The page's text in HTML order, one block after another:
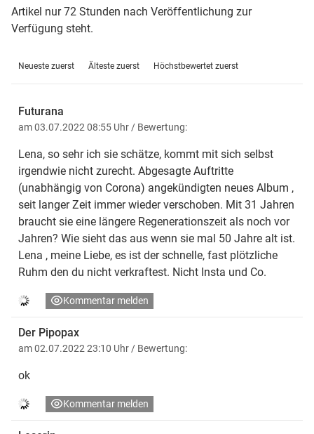
Artikel nur 72 Stunden nach Veröffentlichung zur
Verfügung steht.
Neueste zuerst Älteste zuerst Höchstbewertet zuerst
Futurana
am 03.07.2022 08:55 Uhr / Bewertung:
Lena, so sehr ich sie schätze, kommt mit sich selbst
irgendwie nicht zurecht. Abgesagte Auftritte
(unabhängig von Corona) angekündigten neues Album ,
seit langer Zeit immer wieder verschoben. Mit 31 Jahren
braucht sie eine längere Regenerationszeit als noch vor
Jahren? Wie sieht das aus wenn sie mal 50 Jahre alt ist.
Lena , meine Liebe, es ist der schnelle, fast plötzliche
Ruhm den du nicht verkraftest. Nicht Insta und Co.
Kommentar melden
Der Pipopax
am 02.07.2022 23:10 Uhr / Bewertung:
ok
Kommentar melden